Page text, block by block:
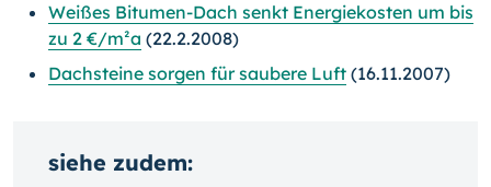
Weißes Bitumen-Dach senkt Energiekosten um bis
zu 2 €/m²a (22.2.2008)
Dachsteine sorgen für saubere Luft (16.11.2007)
siehe zudem: